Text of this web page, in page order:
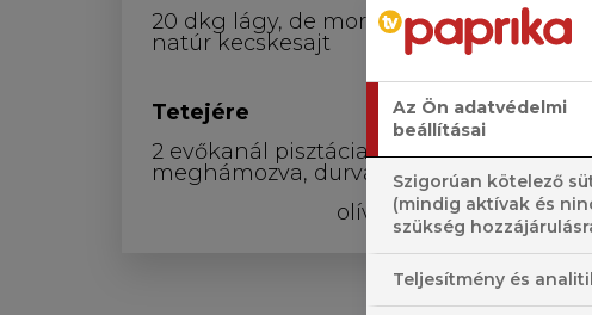
20 dkg lágy, de morzsolható
natúr kecskesajt
Tetejére
2 evőkanál pisztácia,
meghámozva, durvára vágva
olívaolaj
Az Ön adatvédelmi
beállításai
Szigorúan kötelező
(mindig aktívak és
szükség
Teljesítmény és